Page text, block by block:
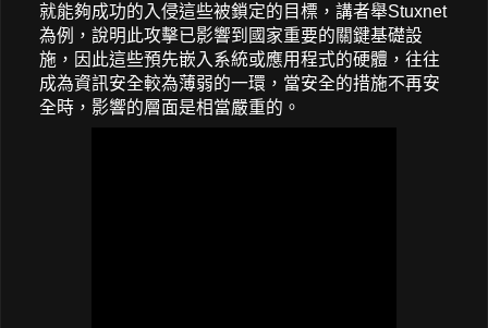
就能夠成功的入侵這些被鎖定的目標，講者舉Stuxnet
為例，說明此攻擊已影響到國家重要的關鍵基礎設
施，因此這些預先嵌入系統或應用程式的硬體，往往
成為資訊安全較為薄弱的一環，當安全的措施不再安
全時，影響的層面是相當嚴重的。